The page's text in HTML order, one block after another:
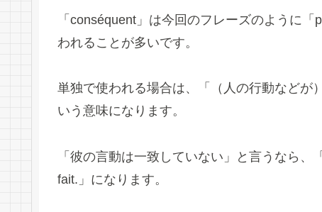
「conséquent」は今回のフレーズのように
われることが多いです。
単独で使われる場合は、「（人の行動などが
いう意味になります。
「彼の言動は一致していない」と言うなら、
fait.」になります。